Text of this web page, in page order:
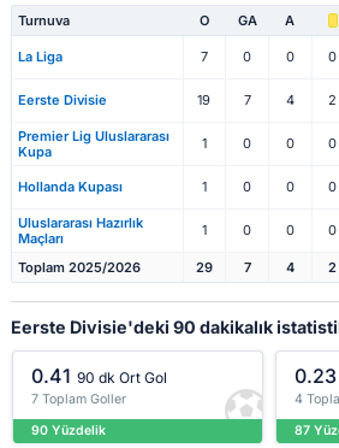
Turnuva O GA A
La Liga 7 0 0 0
Eerste Divisie 19 7 4 2
Premier Lig Uluslararası
Kupa
1 0 0 0
Hollanda Kupası 1 0 0 0
Uluslararası Hazırlık
Maçları
1 0 0 0
Toplam 2025/2026 29 7 4 2
Eerste Divisie'deki 90 dakikalık
0.41 90 dk Ort Gol
7 Toplam Goller
90 Yüzdelik
0.23
4
87